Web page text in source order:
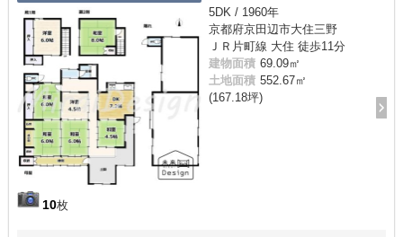
10枚
5DK / 1960年
京都府京田辺市大住三野
ＪＲ片町線 大住 徒歩11分
建物面積 69.09㎡
土地面積 552.67㎡
(167.18坪)